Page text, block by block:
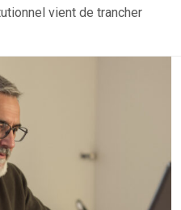
vient de trancher